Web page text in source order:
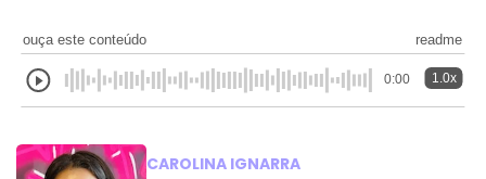
ouça este conteúdo readme
0:00 1.0x
CAROLINA IGNARRA